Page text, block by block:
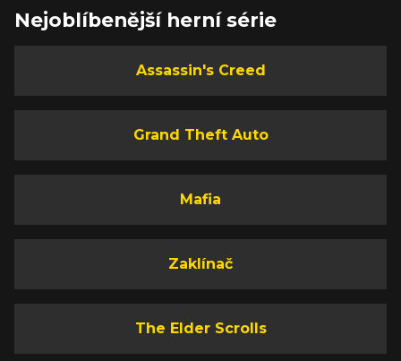
Nejoblíbenější herní série
Assassin's Creed
Grand Theft Auto
Mafia
Zaklínač
The Elder Scrolls